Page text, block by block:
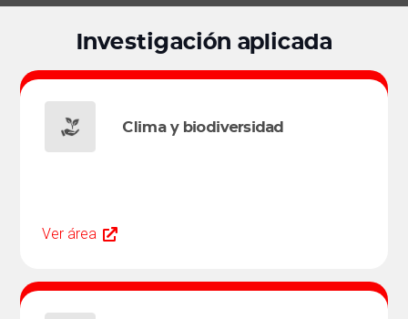
Investigación aplicada
Clima y biodiversidad
Ver área